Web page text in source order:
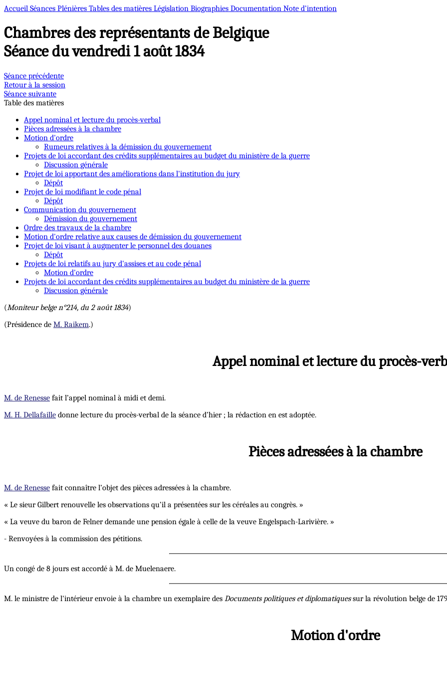
Accueil Séances Plénières Tables des matières Législation Biographies Documentation Note d’intention
Chambres des représentants de Belgique
Séance du vendredi 1 août 1834
Séance précédente
Retour à la session
Séance suivante
Table des matières
Appel nominal et lecture du procès-verbal
Pièces adressées à la chambre
Motion d'ordre
Rumeurs relatives à la démission du gouvernement
Projets de loi accordant des crédits supplémentaires au budget du ministère de la guerre
Discussion générale
Projet de loi apportant des améliorations dans l'institution du jury
Dépôt
Projet de loi modifiant le code pénal
Dépôt
Communication du gouvernement
Démission du gouvernement
Ordre des travaux de la chambre
Motion d'ordre relative aux causes de démission du gouvernement
Projet de loi visant à augmenter le personnel des douanes
Dépôt
Projets de loi relatifs au jury d'assises et au code pénal
Motion d'ordre
Projets de loi accordant des crédits supplémentaires au budget du ministère de la guerre
Discussion générale
(Moniteur belge n°214, du 2 août 1834)
(Présidence de M. Raikem.)
Appel nominal et lecture du procès-
M. de Renesse fait l’appel nominal à midi et demi.
M. H. Dellafaille donne lecture du procès-verbal de la séance d’hier ; la rédaction en est adoptée.
Pièces adressées à la chambre
M. de Renesse fait connaître l’objet des pièces adressées à la chambre.
« Le sieur Gilbert renouvelle les observations qu’il a présentées sur les céréales au congrès. »
« La veuve du baron de Felner demande une pension égale à celle de la veuve Engelspach-Larivière. »
- Renvoyées à la commission des pétitions.
Un congé de 8 jours est accordé à M. de Muelenaere.
M. le ministre de l'intérieur envoie à la chambre un exemplaire des Documents politiques et diplomatiquessur la révolution belge de
Motion d'ordre